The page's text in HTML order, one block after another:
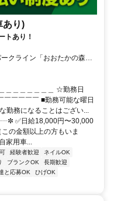
あり)
トあり！
クライン「おおたかの森
＿＿＿＿＿＿＿ ☆勤務日
￣￣￣￣ ■勤務可能な曜日
勤務になることはござい...
✅日給18,000円〜30,000
の金額以上の方もいま
家用車...
経験者歓迎
ネイルOK
ブランクOK
長期歓迎
と応募OK
ひげOK